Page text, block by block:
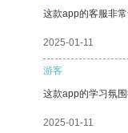
这款app的客服非
2025-01-11
游客
这款app的学习氛
2025-01-11